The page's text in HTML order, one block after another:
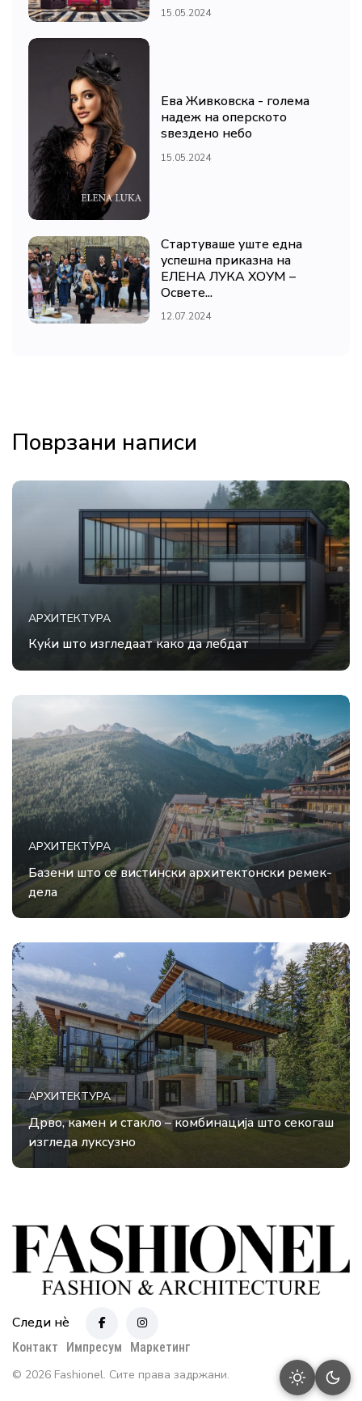
15.05.2024
Ева Живковска - голема
надеж на оперското
ѕвездено небо
15.05.2024
Стартуваше уште една
успешна приказна на
ЕЛЕНА ЛУКА ХОУМ –
Освете...
12.07.2024
Поврзани написи
АРХИТЕКТУРА
Куќи што изгледаат како да лебдат
АРХИТЕКТУРА
Базени што се вистински архитектонски ремек-
дела
АРХИТЕКТУРА
Дрво, камен и стакло – комбинација што секогаш
изгледа луксузно
Следи нè
Контакт Импресум
Маркетинг
© 2026 Fashionel. Сите права задржани.